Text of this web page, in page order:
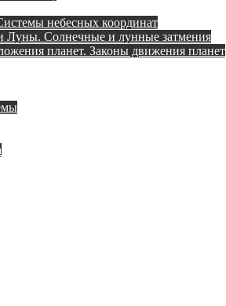
небесных координат
Солнечные и лунные затмения
планет. Законы движения планет